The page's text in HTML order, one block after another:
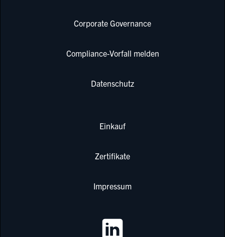
Corporate Governance
Compliance-Vorfall melden
Datenschutz
Einkauf
Zertifikate
Impressum